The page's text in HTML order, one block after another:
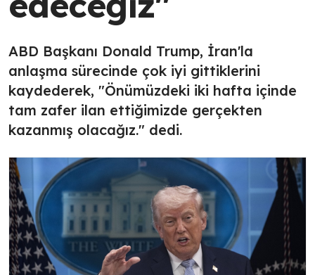
ABD Başkanı Donald Trump, İran'la
anlaşma sürecinde çok iyi gittiklerini
kaydederek, "Önümüzdeki iki hafta içinde
tam zafer ilan ettiğimizde gerçekten
kazanmış olacağız." dedi.